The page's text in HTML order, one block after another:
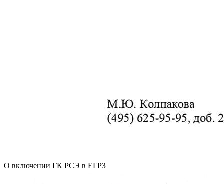
О включении ГК РСЭ в ЕГРЗ